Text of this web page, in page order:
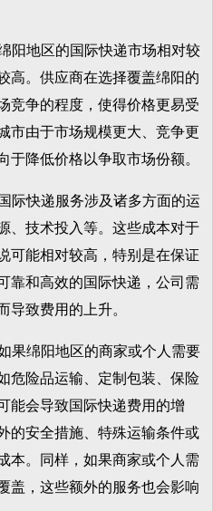
地区的国际快递市场相对较
高。供应商在选择覆盖绵阳的
竞争的程度，使得价格更易受
市由于市场规模更大、竞争更
于降低价格以争取市场份额。
快递服务涉及诸多方面的运
、技术投入等。这些成本对于
可能相对较高，特别是在保证
靠和高效的国际快递，公司需
导致费用的上升。
绵阳地区的商家或个人需要
危险品运输、定制包装、保险
能会导致国际快递费用的增
的安全措施、特殊运输条件或
本。同样，如果商家或个人需
盖，这些额外的服务也会影响